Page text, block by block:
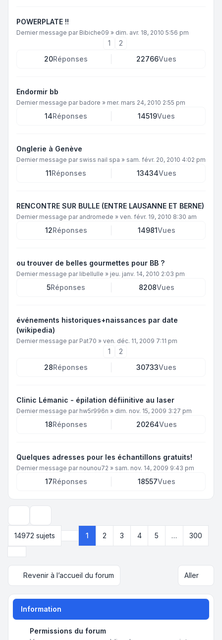
POWERPLATE !!
Dernier message par Bibiche09 » dim. avr. 18, 2010 5:56 pm
1
2
20Réponses 22766Vues
Endormir bb
Dernier message par badore » mer. mars 24, 2010 2:55 pm
14Réponses 14519Vues
Onglerie à Genève
Dernier message par swiss nail spa » sam. févr. 20, 2010 4:02 pm
11Réponses 13434Vues
RENCONTRE SUR BULLE (ENTRE LAUSANNE ET BERNE)
Dernier message par andromede » ven. févr. 19, 2010 8:30 am
12Réponses 14981Vues
ou trouver de belles gourmettes pour BB ?
Dernier message par libellulle » jeu. janv. 14, 2010 2:03 pm
5Réponses 8208Vues
événements historiques+naissances par date
(wikipedia)
Dernier message par Pat70 » ven. déc. 11, 2009 7:11 pm
1
2
28Réponses 30733Vues
Clinic Lémanic - épilation défiinitive au laser
Dernier message par hw5r996n » dim. nov. 15, 2009 3:27 pm
18Réponses 20264Vues
Quelques adresses pour les échantillons gratuits!
Dernier message par nounou72 » sam. nov. 14, 2009 9:43 pm
17Réponses 18557Vues
14972 sujets
Page 1 sur300
1 2 3 4 5 …
300
Revenir à l’accueil du forum Aller
Information
Permissions du forum